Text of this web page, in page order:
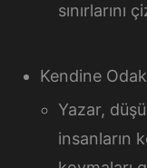
sınırlarını
Kendine
Yazar,
insanların